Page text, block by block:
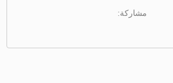
مشاركة: